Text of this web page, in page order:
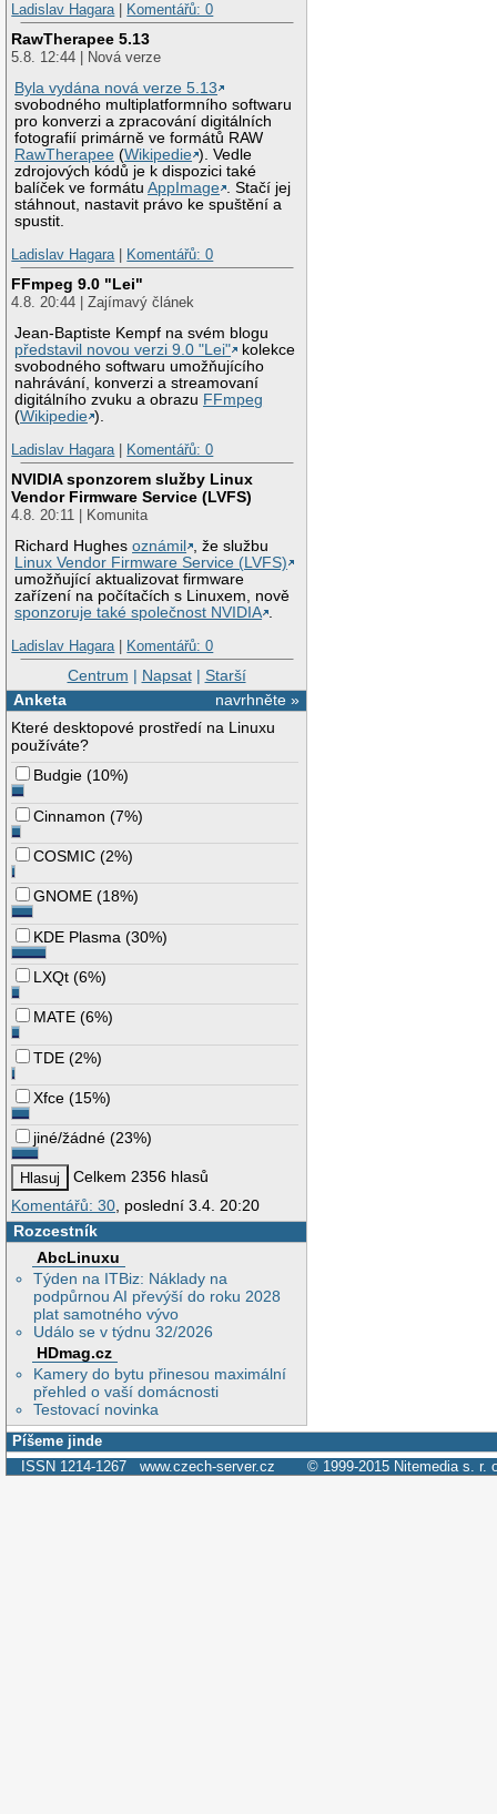
Ladislav Hagara| Komentářů: 0
RawTherapee 5.13
5.8. 12:44 | Nová verze
Byla vydána nová verze 5.13
svobodného multiplatformního softwaru
pro konverzi a zpracování digitálních
fotografií primárně ve formátů RAW
RawTherapee (Wikipedie ). Vedle
zdrojových kódů je k dispozici také
balíček ve formátuAppImage . Stačí jej
stáhnout, nastavit právo ke spuštění a
spustit.
Ladislav Hagara| Komentářů: 0
FFmpeg 9.0 "Lei"
4.8. 20:44 | Zajímavý článek
Jean-Baptiste Kempf na svém blogu
představil novou verzi 9.0 "Lei"
kolekce
svobodného softwaru umožňujícího
nahrávání, konverzi a streamovaní
digitálního zvuku a obrazu FFmpeg
(Wikipedie ).
Ladislav Hagara| Komentářů: 0
NVIDIA sponzorem služby Linux
Vendor Firmware Service (LVFS)
4.8. 20:11 | Komunita
Richard Hughesoznámil
, že službu
Linux Vendor Firmware Service (LVFS)
umožňující aktualizovat firmware
zařízení na počítačích s Linuxem, nově
sponzoruje také společnost NVIDIA .
Ladislav Hagara| Komentářů: 0
Centrum | Napsat| Starší
navrhněte »
Anketa
Které desktopové prostředí na Linuxu
používáte?
Budgie (10%)
Cinnamon (7%)
COSMIC (2%)
GNOME (18%)
KDE Plasma (30%)
LXQt (6%)
MATE (6%)
TDE (2%)
Xfce (15%)
jiné/žádné (23%)
Celkem 2356 hlasů
Komentářů: 30 , poslední 3.4. 20:20
Rozcestník
AbcLinuxu
Týden na ITBiz: Náklady na
podpůrnou AI převýší do roku 2028
plat samotného vývo
Událo se v týdnu 32/2026
HDmag.cz
Kamery do bytu přinesou maximální
přehled o vaší domácnosti
Testovací novinka
Píšeme jinde
ISSN 1214-1267 www.czech-server.cz © 1999-2015 Nitemedia s. r.